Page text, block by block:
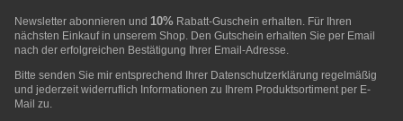
Newsletter abonnieren und 10% Rabatt-Guschein erhalten. Für Ihren
nächsten Einkauf in unserem Shop. Den Gutschein erhalten Sie per Email
nach der erfolgreichen Bestätigung Ihrer Email-Adresse.
Bitte senden Sie mir entsprechend Ihrer Datenschutzerklärung regelmäßig
und jederzeit widerruflich Informationen zu Ihrem Produktsortiment per E-
Mail zu.